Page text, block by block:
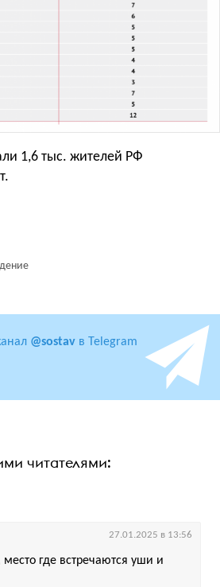
1,6 тыс. жителей РФ
@sostav в Telegram
читателями:
где встречаются уши и
27.01.2025 в 13:56